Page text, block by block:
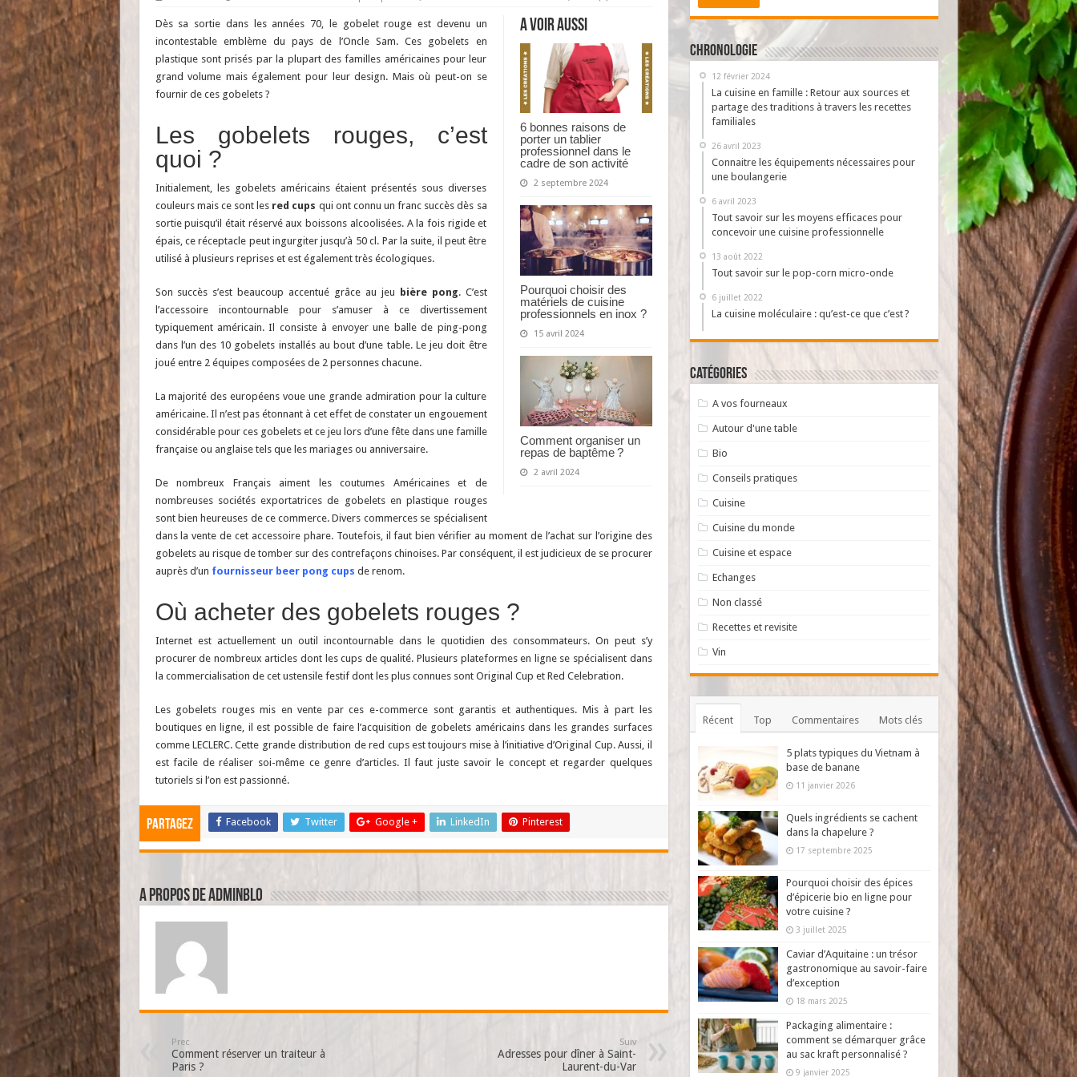
un
fournisseur
acquérir
des
beer
pong
cups
A voir aussi
6 bonnes raisons de
porter un tablier
professionnel dans le
cadre de son activité
2 septembre 2024
Pourquoi choisir des
matériels de cuisine
professionnels en inox ?
15 avril 2024
Comment organiser un
repas de baptême ?
2 avril 2024
Dès sa sortie dans les années 70, le gobelet rouge est devenu un
incontestable emblème du pays de l’Oncle Sam. Ces gobelets en
plastique sont prisés par la plupart des familles américaines pour leur
grand volume mais également pour leur design. Mais où peut-on se
fournir de ces gobelets ?
Les gobelets rouges, c’est
quoi ?
Initialement, les gobelets américains étaient présentés sous diverses
couleurs mais ce sont les red cups qui ont connu un franc succès dès sa
sortie puisqu’il était réservé aux boissons alcoolisées. A la fois rigide et
épais, ce réceptacle peut ingurgiter jusqu’à 50 cl. Par la suite, il peut être
utilisé à plusieurs reprises et est également très écologiques.
Son succès s’est beaucoup accentué grâce au jeu bière pong. C’est
l’accessoire incontournable pour s’amuser à ce divertissement
typiquement américain. Il consiste à envoyer une balle de ping-pong
dans l’un des 10 gobelets installés au bout d’une table. Le jeu doit être
joué entre 2 équipes composées de 2 personnes chacune.
La majorité des européens voue une grande admiration pour la culture
américaine. Il n’est pas étonnant à cet effet de constater un engouement
considérable pour ces gobelets et ce jeu lors d’une fête dans une famille
française ou anglaise tels que les mariages ou anniversaire.
De nombreux Français aiment les coutumes Américaines et de
nombreuses sociétés exportatrices de gobelets en plastique rouges
sont bien heureuses de ce commerce. Divers commerces se spécialisent
dans la vente de cet accessoire phare. Toutefois, il faut bien vérifier au moment de l’achat sur l’origine des
gobelets au risque de tomber sur des contrefaçons chinoises. Par conséquent, il est judicieux de se procurer
auprès d’un fournisseur beer pong cups de renom.
Où acheter des gobelets rouges ?
Internet est actuellement un outil incontournable dans le quotidien des consommateurs. On peut s’y
procurer de nombreux articles dont les cups de qualité. Plusieurs plateformes en ligne se spécialisent dans
la commercialisation de cet ustensile festif dont les plus connues sont Original Cup et Red Celebration.
Les gobelets rouges mis en vente par ces e-commerce sont garantis et authentiques. Mis à part les
boutiques en ligne, il est possible de faire l’acquisition de gobelets américains dans les grandes surfaces
comme LECLERC. Cette grande distribution de red cups est toujours mise à l’initiative d’Original Cup. Aussi, il
est facile de réaliser soi-même ce genre d’articles. Il faut juste savoir le concept et regarder quelques
tutoriels si l’on est passionné.
Partagez Facebook Twitter Google + LinkedIn Pinterest
A propos de adminBlo
Prec
Comment réserver un traiteur à
Paris ?
Suiv
Adresses pour dîner à Saint-
Laurent-du-Var
Chronologie
12 février 2024
La cuisine en famille : Retour aux sources et
partage des traditions à travers les recettes
familiales
26 avril 2023
Connaitre les équipements nécessaires pour
une boulangerie
6 avril 2023
Tout savoir sur les moyens efficaces pour
concevoir une cuisine professionnelle
13 août 2022
Tout savoir sur le pop-corn micro-onde
6 juillet 2022
La cuisine moléculaire : qu’est-ce que c’est ?
Catégories
A vos fourneaux
Autour d'une table
Bio
Conseils pratiques
Cuisine
Cuisine du monde
Cuisine et espace
Echanges
Non classé
Recettes et revisite
Vin
Récent Top Commentaires Mots clés
5 plats typiques du Vietnam à
base de banane
11 janvier 2026
Quels ingrédients se cachent
dans la chapelure ?
17 septembre 2025
Pourquoi choisir des épices
d’épicerie bio en ligne pour
votre cuisine ?
3 juillet 2025
Caviar d’Aquitaine : un trésor
gastronomique au savoir-faire
d’exception
18 mars 2025
Packaging alimentaire :
comment se démarquer grâce
au sac kraft personnalisé ?
9 janvier 2025